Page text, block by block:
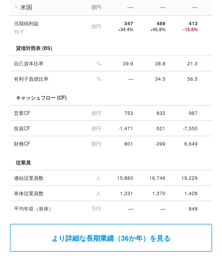
└ 米国 億円 — — —
当期純利益
YoY
億円 347
+34.4%
489
+40.8%
413
−15.6%
貸借対照表 (BS)
自己資本比率 % 39.9 38.8 21.3
有利子負債比率 % — 34.5 56.5
キャッシュフロー (CF)
営業CF 億円 753 832 987
投資CF 億円 -1,471 -521 -7,550
財務CF 億円 801 -399 6,649
従業員
連結従業員数 人 15,860 16,746 19,229
単体従業員数 人 1,231 1,370 1,428
平均年収（単体） 万円 — — 848
より詳細な長期業績（36か年）を見る